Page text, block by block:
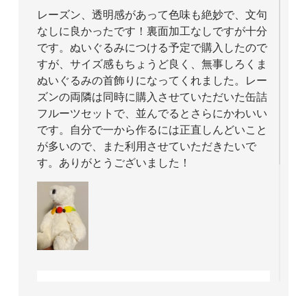
レーズン、透明感があって色味も絶妙で、文句
なしに良かったです！裏面加工なしですが十分
です。ぬいぐるみにつける予定で購入したので
すが、サイズ感もちょうど良く、無事しろくま
ぬいぐるみの首飾りになってくれました。レー
ズンの両隣は同時に購入させていただいた缶詰
フルーツセットで、並んでるとさらにかわいい
です。自分で一から作るには正直しんどいこと
が多いので、また利用させていただきたいで
す。ありがとうございました！